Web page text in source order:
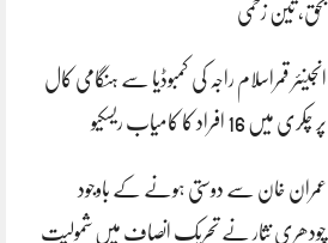
بحق، تین زخمی
انجینئر قمراسلام راجہ کی کمبوڈیا سے ہنگامی کال
پر چکری میں 16 افراد کا کامیاب ریسکیو
عمران خان سے دوستی ہونے کے باوجود
چودھری نثار نے تحریک انصاف میں شمولیت